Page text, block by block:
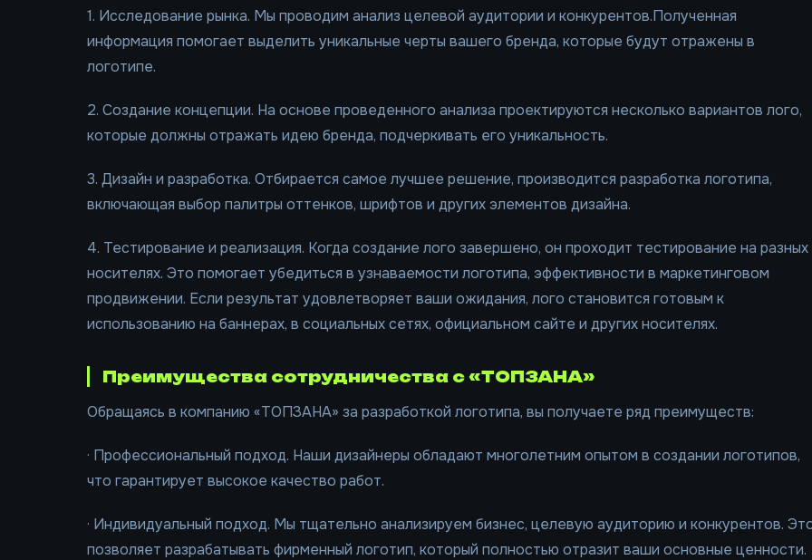
1. Исследование рынка. Мы проводим анализ целевой аудитории и конкурентов.Полученная
информация помогает выделить уникальные черты вашего бренда, которые будут отражены в
логотипе.
2. Создание концепции. На основе проведенного анализа проектируются несколько вариантов лого,
которые должны отражать идею бренда, подчеркивать его уникальность.
3. Дизайн и разработка. Отбирается самое лучшее решение, производится разработка логотипа,
включающая выбор палитры оттенков, шрифтов и других элементов дизайна.
4. Тестирование и реализация. Когда создание лого завершено, он проходит тестирование на разных
носителях. Это помогает убедиться в узнаваемости логотипа, эффективности в маркетинговом
продвижении. Если результат удовлетворяет ваши ожидания, лого становится готовым к
использованию на баннерах, в социальных сетях, официальном сайте и других носителях.
Преимущества сотрудничества с «ТОПЗАНА»
Обращаясь в компанию «ТОПЗАНА» за разработкой логотипа, вы получаете ряд преимуществ:
· Профессиональный подход. Наши дизайнеры обладают многолетним опытом в создании логотипов,
что гарантирует высокое качество работ.
· Индивидуальный подход. Мы тщательно анализируем бизнес, целевую аудиторию и конкурентов.
позволяет разрабатывать фирменный логотип, который полностью отразит ваши основные ценности.